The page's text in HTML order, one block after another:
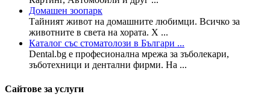
Домашен зоопарк
Тайният живот на домашните любимци. Всичко за
животните в света на хората. Х ...
Каталог със стоматолози в Българи ...
Dental.bg е професионална мрежа за зъболекари,
зъботехници и дентални фирми. На ...
Сайтове за услуги